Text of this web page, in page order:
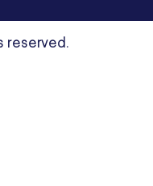
reserved.